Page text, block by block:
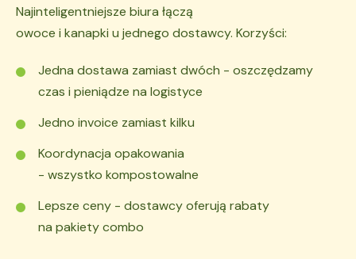
Najinteligentniejsze biura łączą
owoce i kanapki u jednego dostawcy. Korzyści:
Jedna dostawa zamiast dwóch - oszczędzamy
czas i pieniądze na logistyce
Jedno invoice zamiast kilku
Koordynacja opakowania
- wszystko kompostowalne
Lepsze ceny - dostawcy oferują rabaty
na pakiety combo